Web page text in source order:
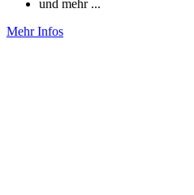
und mehr ...
Mehr Infos